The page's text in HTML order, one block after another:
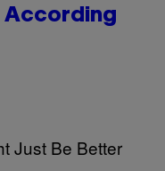
According